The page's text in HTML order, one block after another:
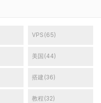
VPS(65)
美国(44)
搭建(36)
教程(32)